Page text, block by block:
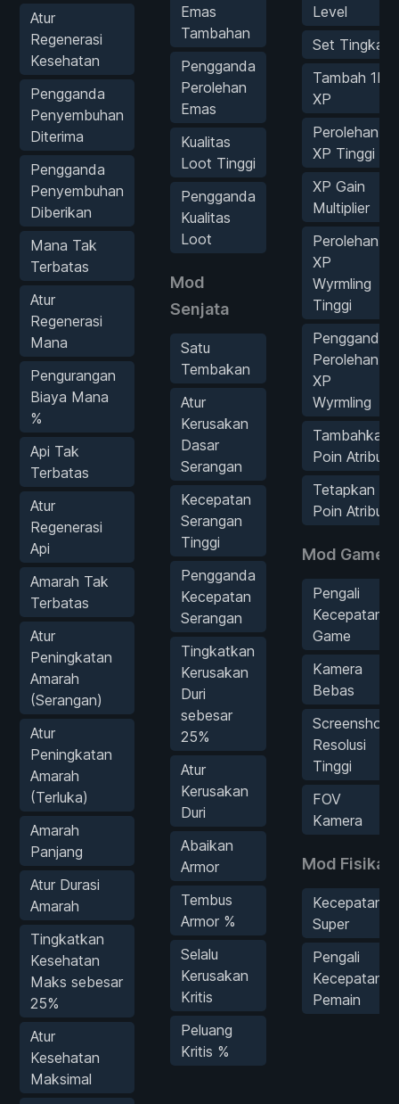
Atur
Regenerasi
Kesehatan
Pengganda
Penyembuhan
Diterima
Pengganda
Penyembuhan
Diberikan
Mana Tak
Terbatas
Atur
Regenerasi
Mana
Pengurangan
Biaya Mana
%
Api Tak
Terbatas
Atur
Regenerasi
Api
Amarah Tak
Terbatas
Atur
Peningkatan
Amarah
(Serangan)
Atur
Peningkatan
Amarah
(Terluka)
Amarah
Panjang
Atur Durasi
Amarah
Tingkatkan
Kesehatan
Maks sebesar
25%
Atur
Kesehatan
Maksimal
Emas
Tambahan
Pengganda
Perolehan
Emas
Kualitas
Loot Tinggi
Pengganda
Kualitas
Loot
Mod
Senjata
Satu
Tembakan
Atur
Kerusakan
Dasar
Serangan
Kecepatan
Serangan
Tinggi
Pengganda
Kecepatan
Serangan
Tingkatkan
Kerusakan
Duri
sebesar
25%
Atur
Kerusakan
Duri
Abaikan
Armor
Tembus
Armor %
Selalu
Kerusakan
Kritis
Peluang
Kritis %
Level
Set Tingkat
Tambah 1K
XP
Perolehan
XP Tinggi
XP Gain
Multiplier
Perolehan
XP
Wyrmling
Tinggi
Pengganda
Perolehan
XP
Wyrmling
Tambahkan
Poin Atribut
Tetapkan
Poin Atribut
Mod Game
Pengali
Kecepatan
Game
Kamera
Bebas
Screenshot
Resolusi
Tinggi
FOV
Kamera
Mod Fisika
Kecepatan
Super
Pengali
Kecepatan
Pemain